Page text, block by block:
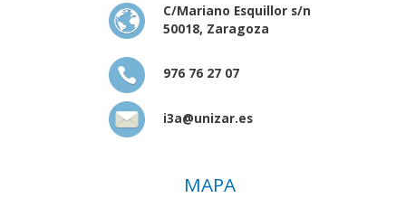
C/Mariano Esquillor s/n
50018, Zaragoza
976 76 27 07
i3a@unizar.es
MAPA